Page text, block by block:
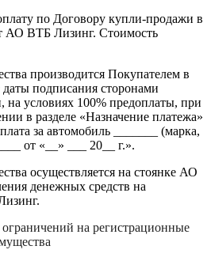
по Договору купли-продажи в
АО ВТБ Лизинг. Стоимость
производится Покупателем в
подписания сторонами
на условиях 100% предоплаты, при
в разделе «Назначение платежа»
за автомобиль _______ (марка,
от «__» ___ 20__ г.».
осуществляется на стоянке АО
денежных средств на
на регистрационные